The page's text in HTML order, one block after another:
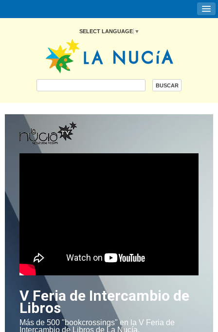
SELECT LANGUAGE ▼
V Feria de Intercambio de
Libros
Más de 500 "bookcrossings" en la V Feria de
Intercambio de Libros de La Nucía.